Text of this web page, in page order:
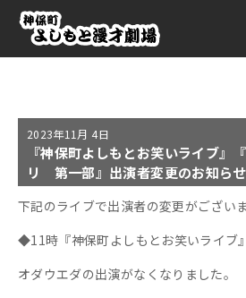
2023年11月 4日
『神保町よしもとお笑いライブ
リ 第一部』出演者変更のお知らせ
下記のライブで出演者の変更がございま
◆11時『神保町よしもとお笑いライブ』
オダウエダの出演がなくなりました。